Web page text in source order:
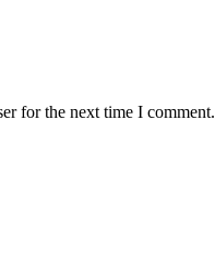
for the next time I comment.